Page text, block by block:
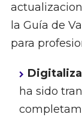
la Guía de
para
ha sido